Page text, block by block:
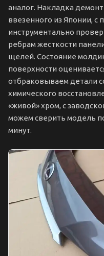
аналог. Накладка
ввезенного из Японии, с
инструментально
ребрам жесткости
щелей. Состояние
поверхности
отбраковываем детали
химического
«живой» хром, с
можем сверить модель
минут.